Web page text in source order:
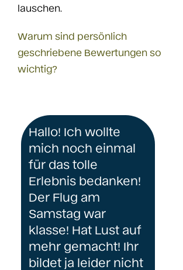
lauschen.
Warum sind persönlich
geschriebene Bewertungen so
wichtig?
Hallo! Ich wollte
mich noch einmal
für das tolle
Erlebnis bedanken!
Der Flug am
Samstag war
klasse! Hat Lust auf
mehr gemacht! Ihr
bildet ja leider nicht